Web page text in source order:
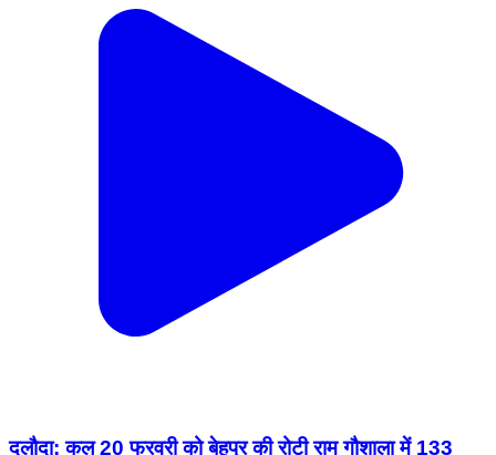
दलौदा: कल 20 फरवरी को बेहपुर की रोटी राम गौशाला में 133